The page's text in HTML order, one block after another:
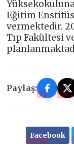
Eğitim
vermektedir.
Tıp Fakültesi
Paylaş:
Facebook